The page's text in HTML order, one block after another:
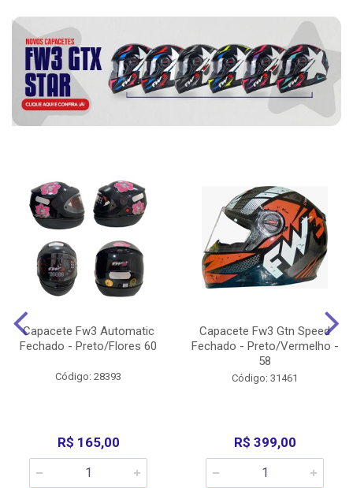
Capacete Fw3 Automatic
Fechado - Preto/Flores 60
Código: 28393
R$ 165,00
Capacete Fw3 Gtn Speed
Fechado - Preto/Vermelho -
58
Código: 31461
R$ 399,00